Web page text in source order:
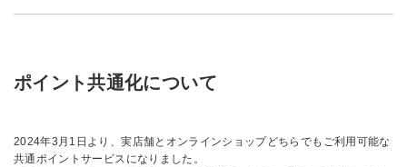
ポイント共通化について
2024年3月1日より、実店舗とオンラインショップどちらでもご利用可能な
共通ポイントサービスになりました。